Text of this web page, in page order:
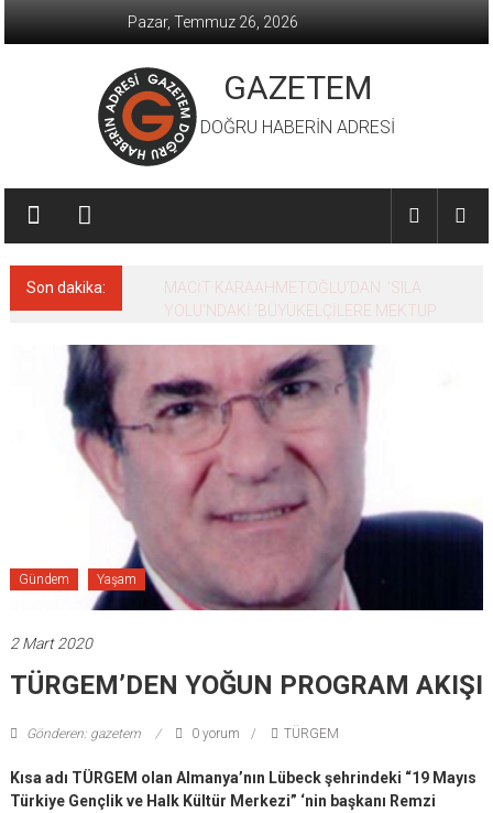
Pazar, Temmuz 26, 2026
GAZETEM
DOĞRU HABERİN ADRESİ
Son dakika:
MACİT KARAAHMETOĞLU’DAN ‘SILA
YOLU’NDAKİ ’BÜYÜKELÇİLERE MEKTUP
Gündem Yaşam
2 Mart 2020
TÜRGEM’DEN YOĞUN PROGRAM AKIŞI
Gönderen: gazetem 0 yorum TÜRGEM
Kısa adı TÜRGEM olan Almanya’nın Lübeck şehrindeki “19 Mayıs
Türkiye Gençlik ve Halk Kültür Merkezi” ‘nin başkanı Remzi